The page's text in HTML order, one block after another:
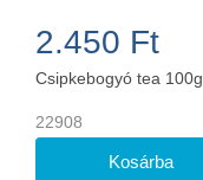
2.450 Ft
Csipkebogyó tea 100g
22908